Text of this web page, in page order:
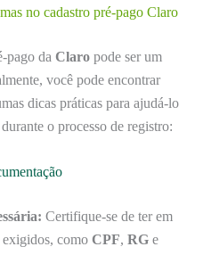
no cadastro pré-pago Claro
pago da Claro pode ser um
você pode encontrar
dicas práticas para ajudá-lo
o processo de registro:
Certifique-se de ter em
exigidos, como CPF, RG e